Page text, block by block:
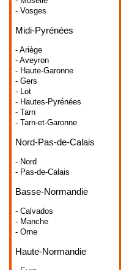
- Vosges
Midi-Pyrénées
- Ariège
- Aveyron
- Haute-Garonne
- Gers
- Lot
- Hautes-Pyrénées
- Tarn
- Tarn-et-Garonne
Nord-Pas-de-Calais
- Nord
- Pas-de-Calais
Basse-Normandie
- Calvados
- Manche
- Orne
Haute-Normandie